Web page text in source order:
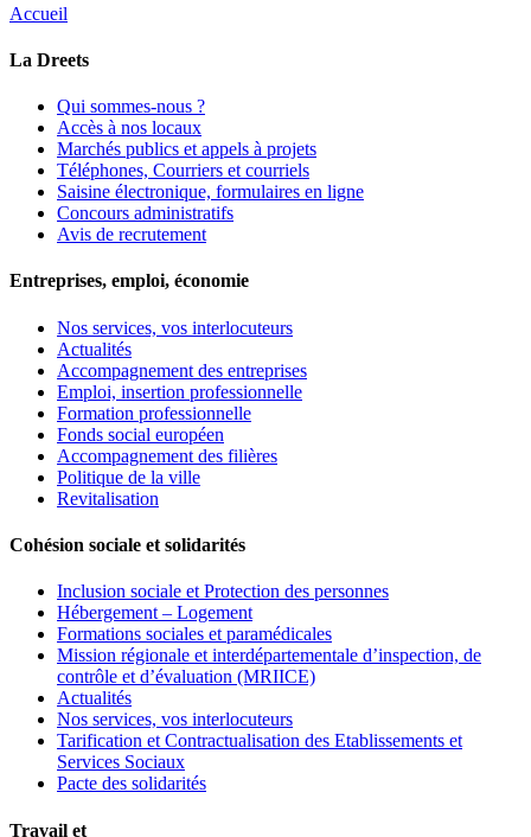
Accueil
La Dreets
Qui sommes-nous ?
Accès à nos locaux
Marchés publics et appels à projets
Téléphones, Courriers et courriels
Saisine électronique, formulaires en ligne
Concours administratifs
Avis de recrutement
Entreprises, emploi, économie
Nos services, vos interlocuteurs
Actualités
Accompagnement des entreprises
Emploi, insertion professionnelle
Formation professionnelle
Fonds social européen
Accompagnement des filières
Politique de la ville
Revitalisation
Cohésion sociale et solidarités
Inclusion sociale et Protection des personnes
Hébergement – Logement
Formations sociales et paramédicales
Mission régionale et interdépartementale d’inspection, de
contrôle et d’évaluation (MRIICE)
Actualités
Nos services, vos interlocuteurs
Tarification et Contractualisation des Etablissements et
Services Sociaux
Pacte des solidarités
Travail et